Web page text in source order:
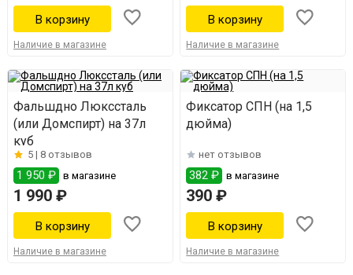
Наличие в магазине Наличие в магазине
Фальшдно Люкссталь
(или Домспирт) на 37л
куб
5 | 8 отзывов
1 950 ₽ в магазине
1 990 ₽
Наличие в магазине
Фиксатор СПН (на 1,5
дюйма)
нет отзывов
382 ₽ в магазине
390 ₽
Наличие в магазине